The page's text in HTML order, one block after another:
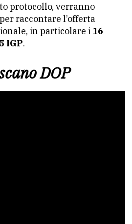
protocollo, verranno
raccontare l’offerta
in particolare i 16
IGP.
DOP